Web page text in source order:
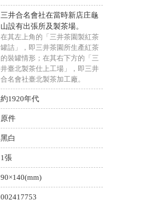
三井合名會社在當時新店庄龜
山設有出張所及製茶場。
在其左上角的「三井茶園製紅茶
罐詰」，即三井茶園所生產紅茶
的裝罐情形；在其右下方的「三
井臺北製茶仕上工場」，即三井
合名會社臺北製茶加工廠。
約1920年代
原件
黑白
1張
90×140(mm)
002417753